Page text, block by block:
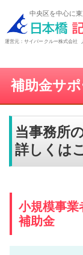
中央区を中心に
運営元：サイバークルー株式会社
補助金サポ
当事務所
詳しくは
小規模事業
補助金